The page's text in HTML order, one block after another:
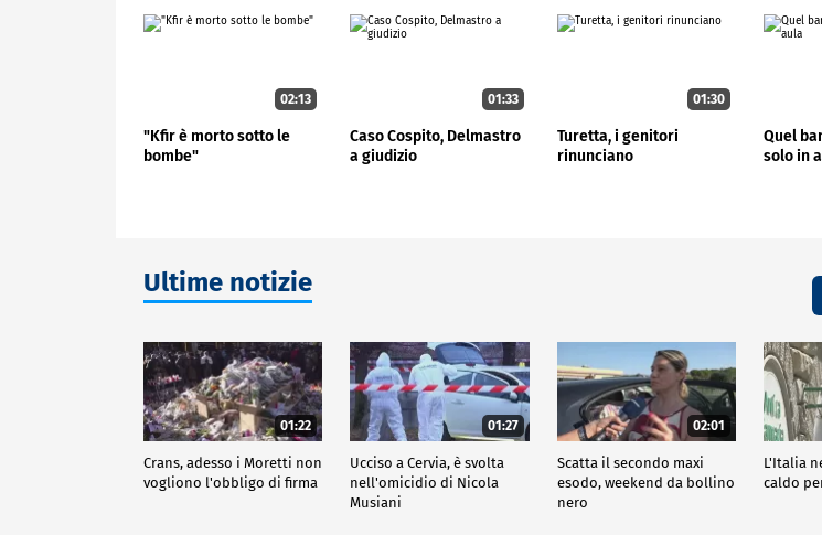
02:13
"Kfir è morto sotto le
bombe"
01:33
Caso Cospito, Delmastro
a giudizio
01:30
Turetta, i genitori
rinunciano
Quel
solo in
Ultime notizie
01:22
Crans, adesso i Moretti non
vogliono l'obbligo di firma
01:27
Ucciso a Cervia, è svolta
nell'omicidio di Nicola
Musiani
02:01
Scatta il secondo maxi
esodo, weekend da bollino
nero
L'Italia
caldo